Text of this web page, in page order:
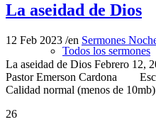
Todos los sermones
La aseidad de Dios
12 Feb 2023 /en Sermones
La aseidad de Dios Febrero 12,
Pastor Emerson Cardona
Calidad normal (menos de
26